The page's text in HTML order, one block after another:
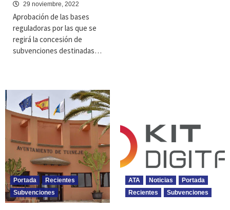
29 noviembre, 2022
Aprobación de las bases
reguladoras por las que se
regirá la concesión de
subvenciones destinadas…
Portada
Recientes
Subvenciones
ATA Noticias
Portada
Recientes
Subvenciones